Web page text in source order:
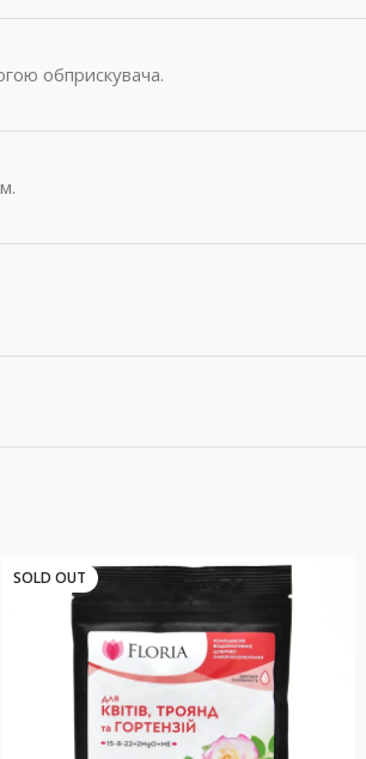
обприскувача.
SOLD OUT